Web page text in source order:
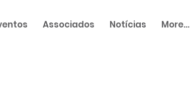
Associados Notícias More...